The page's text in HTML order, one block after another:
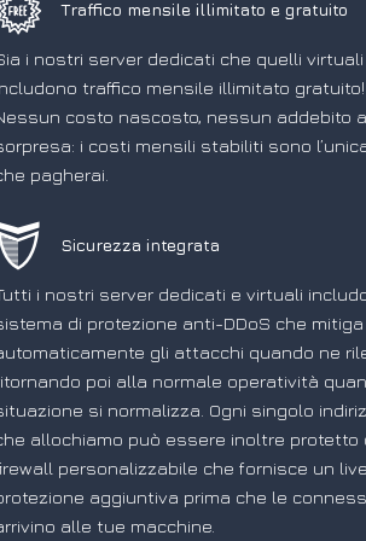
Traffico mensile illimitato e gratuito
i nostri server dedicati che quelli virtuali
traffico mensile illimitato gratuito!
costo nascosto, nessun addebito a
i costi mensili stabiliti sono
pagherai.
Sicurezza integrata
i nostri server dedicati e virtuali
di protezione anti-DDoS che mitiga
gli attacchi quando ne
poi alla normale operatività
si normalizza. Ogni singolo
allochiamo può essere inoltre protetto
personalizzabile che fornisce un
aggiuntiva prima che le
alle tue macchine.